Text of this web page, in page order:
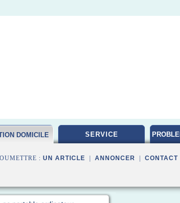
DOMICILE SERVICE
: UN ARTICLE ANNONCER CONTACT